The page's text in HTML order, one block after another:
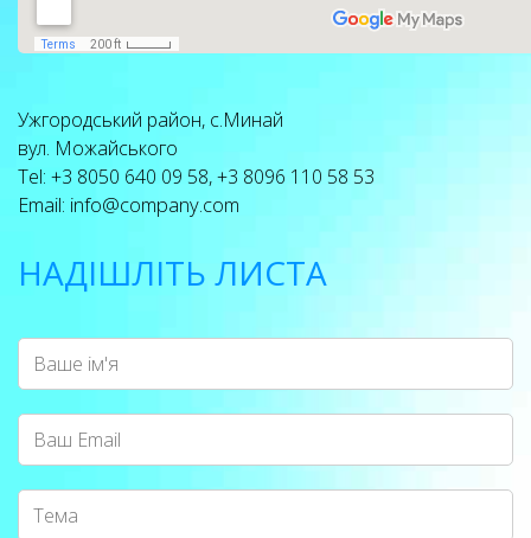
Ужгородський район, с.Минай
вул. Можайського
Tel: +3 8050 640 09 58, +3 8096 110 58 53
Email: info@company.com
НАДІШЛІТЬ ЛИСТА